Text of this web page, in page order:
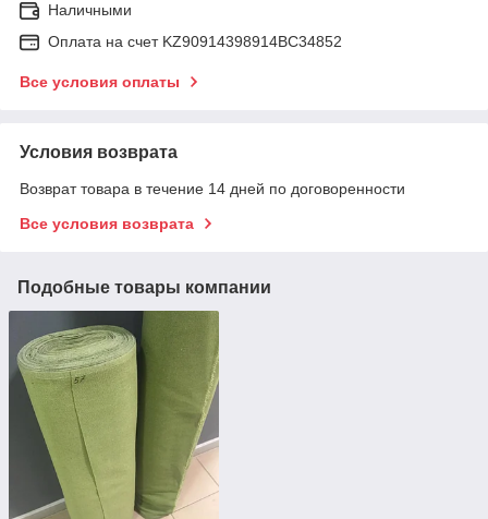
Наличными
Оплата на счет KZ90914398914ВС34852
Все условия оплаты
Условия возврата
Возврат товара в течение 14 дней по договоренности
Все условия возврата
Подобные товары компании